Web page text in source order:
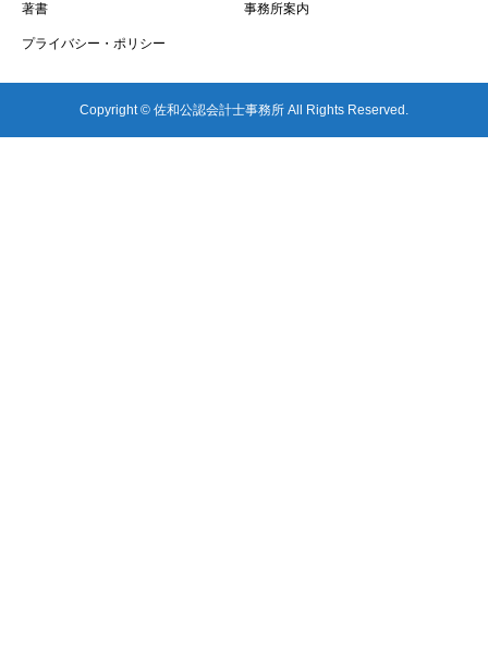
著書 事務所案内
プライバシー・ポリシー
Copyright © 佐和公認会計士事務所 All Rights Reserved.